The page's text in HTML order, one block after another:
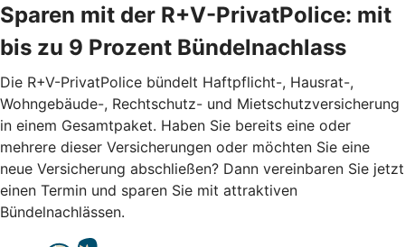
Sparen mit der R+V-PrivatPolice: mit
bis zu 9 Prozent Bündelnachlass
Die R+V-PrivatPolice bündelt Haftpflicht-, Hausrat-,
Wohngebäude-, Rechtschutz- und Mietschutzversicherung
in einem Gesamtpaket. Haben Sie bereits eine oder
mehrere dieser Versicherungen oder möchten Sie eine
neue Versicherung abschließen? Dann vereinbaren Sie jetzt
einen Termin und sparen Sie mit attraktiven
Bündelnachlässen.